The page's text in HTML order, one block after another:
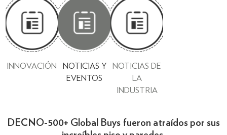
INNOVACIÓN
NOTICIAS Y
EVENTOS
NOTICIAS DE
LA
INDUSTRIA
DECNO-500+ Global Buys fueron atraídos por sus